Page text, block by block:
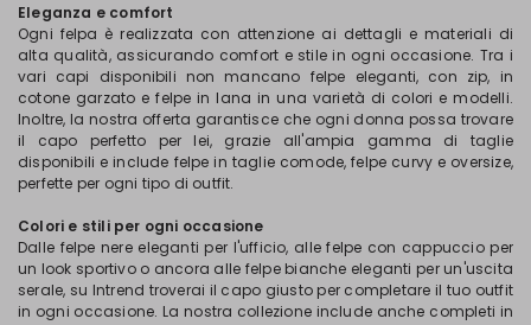
Eleganza e comfort
Ogni felpa è realizzata con attenzione ai dettagli e materiali di
alta qualità, assicurando comfort e stile in ogni occasione. Tra i
vari capi disponibili non mancano felpe eleganti, con zip, in
cotone garzato e felpe in lana in una varietà di colori e modelli.
Inoltre, la nostra offerta garantisce che ogni donna possa trovare
il capo perfetto per lei, grazie all'ampia gamma di taglie
disponibili e include felpe in taglie comode, felpe curvy e oversize,
perfette per ogni tipo di outfit.
Colori e stili per ogni occasione
Dalle felpe nere eleganti per l'ufficio, alle felpe con cappuccio per
un look sportivo o ancora alle felpe bianche eleganti per un'uscita
serale, su Intrend troverai il capo giusto per completare il tuo outfit
in ogni occasione. La nostra collezione include anche completi in